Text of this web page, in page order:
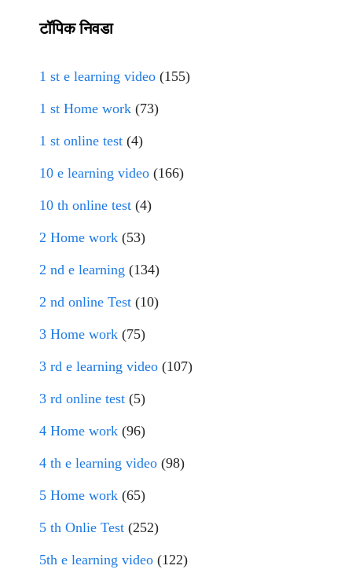
टॉपिक निवडा
1 st e learning video (155)
1 st Home work (73)
1 st online test (4)
10 e learning video (166)
10 th online test (4)
2 Home work (53)
2 nd e learning (134)
2 nd online Test (10)
3 Home work (75)
3 rd e learning video (107)
3 rd online test (5)
4 Home work (96)
4 th e learning video (98)
5 Home work (65)
5 th Onlie Test (252)
5th e learning video (122)